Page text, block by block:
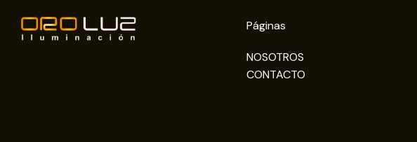
Páginas
NOSOTROS
CONTACTO